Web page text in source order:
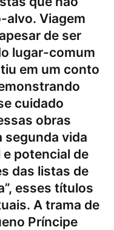
alvo. Viagem
de ser
lugar-comum
em um conto
cuidado
obras
segunda vida
potencial de
das listas de
esses títulos
A trama de
Príncipe